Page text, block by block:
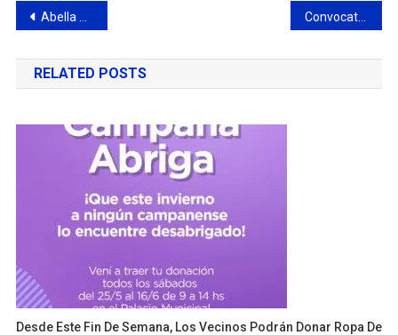
Navegación
de
entradas
Abella acompañó el festejo por el Día del Trabajador Municipal
RELATED POSTS
Desde Este Fin De Semana, Los Vecinos Podrán Donar Ropa De